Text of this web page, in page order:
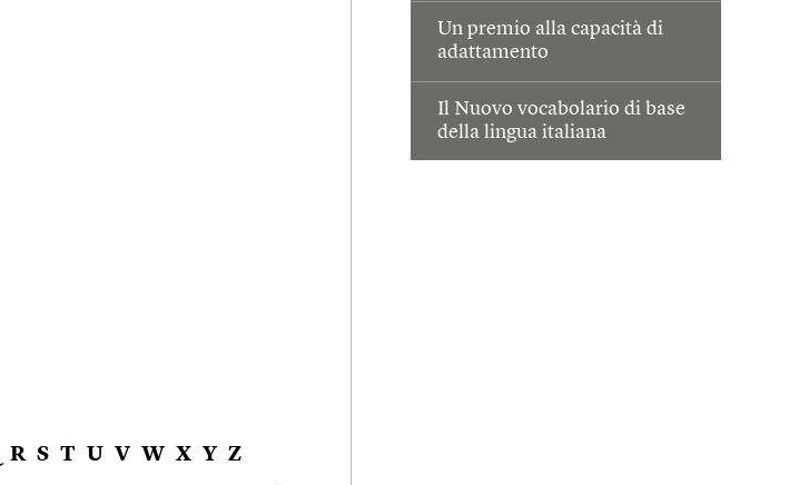
Un premio alla capacità di
adattamento
Il Nuovo vocabolario di base
della lingua italiana
R S T U V W X Y Z